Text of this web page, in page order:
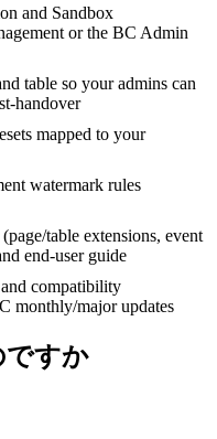
and Sandbox
or the BC Admin
table so your admins can
handover
mapped to your
watermark rules
table extensions, event
end-user guide
compatibility
monthly/major updates
ですか